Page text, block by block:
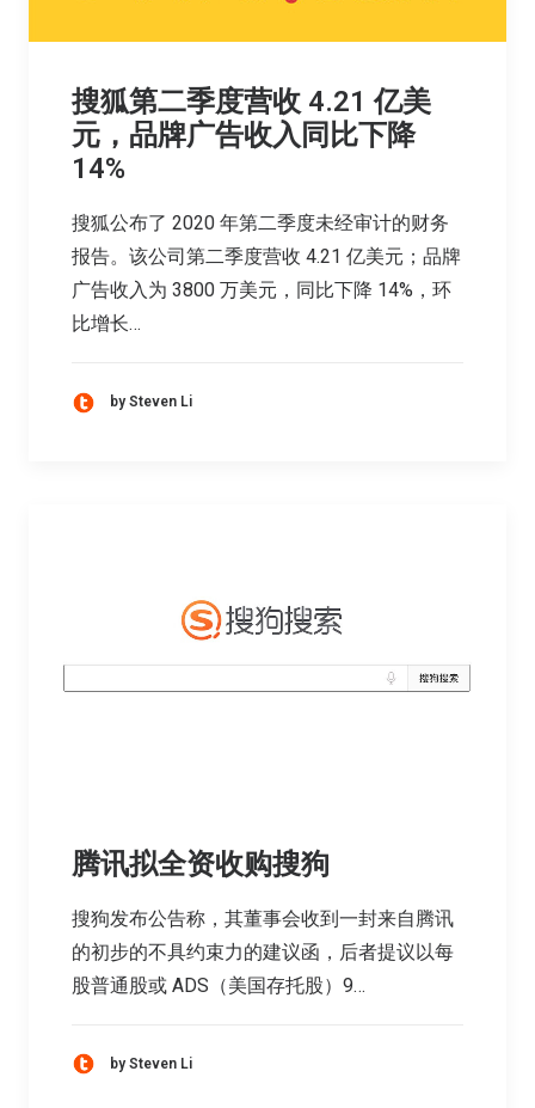
搜狐第二季度营收 4.21 亿美
元，品牌广告收入同比下降
14%
搜狐公布了 2020 年第二季度未经审计的财务
报告。该公司第二季度营收 4.21 亿美元；品牌
广告收入为 3800 万美元，同比下降 14%，环
比增长…
by Steven Li
腾讯拟全资收购搜狗
搜狗发布公告称，其董事会收到一封来自腾讯
的初步的不具约束力的建议函，后者提议以每
股普通股或 ADS（美国存托股）9…
by Steven Li